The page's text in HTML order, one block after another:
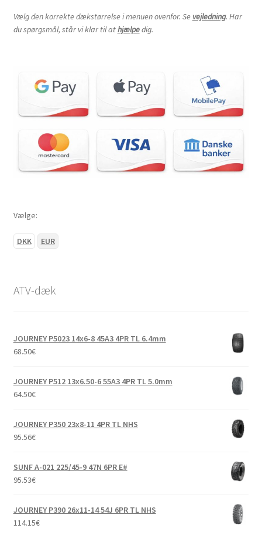
Vælg den korrekte dækstørrelse i menuen ovenfor. Se vejledning. Har
du spørgsmål, står vi klar til athjælpedig.
Vælge:
DKK EUR
ATV-dæk
JOURNEY P5023 14x6-8 45A3 4PR TL 6.4mm
68.50€
JOURNEY P512 13x6.50-6 55A3 4PR TL 5.0mm
64.50€
JOURNEY P350 23x8-11 4PR TL NHS
95.56€
SUNF A-021 225/45-9 47N 6PR E#
95.53€
JOURNEY P390 26x11-14 54J 6PR TL NHS
114.15€